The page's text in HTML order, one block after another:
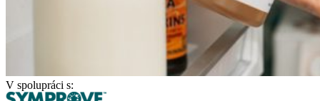
V spolupráci s: